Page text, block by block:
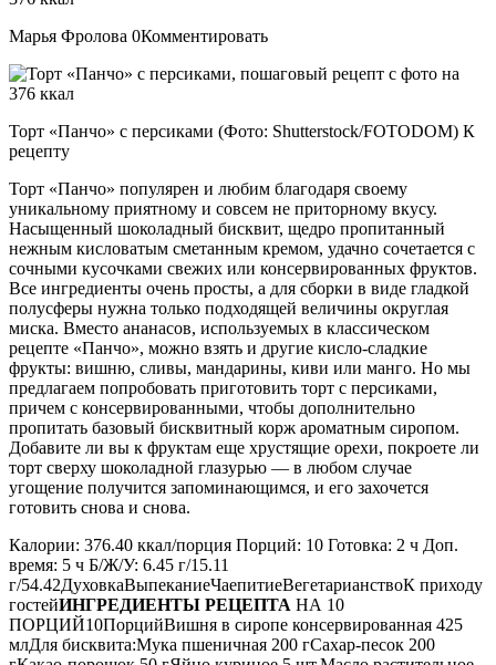
Марья Фролова 0Комментировать
Торт «Панчо» с персиками (Фото: Shutterstock/FOTODOM) К
рецепту
Торт «Панчо» популярен и любим благодаря своему
уникальному приятному и совсем не приторному вкусу.
Насыщенный шоколадный бисквит, щедро пропитанный
нежным кисловатым сметанным кремом, удачно сочетается с
сочными кусочками свежих или консервированных фруктов.
Все ингредиенты очень просты, а для сборки в виде гладкой
полусферы нужна только подходящей величины округлая
миска. Вместо ананасов, используемых в классическом
рецепте «Панчо», можно взять и другие кисло-сладкие
фрукты: вишню, сливы, мандарины, киви или манго. Но мы
предлагаем попробовать приготовить торт с персиками,
причем с консервированными, чтобы дополнительно
пропитать базовый бисквитный корж ароматным сиропом.
Добавите ли вы к фруктам еще хрустящие орехи, покроете ли
торт сверху шоколадной глазурью — в любом случае
угощение получится запоминающимся, и его захочется
готовить снова и снова.
Калории: 376.40 ккал/порция Порций: 10 Готовка: 2 ч Доп.
время: 5 ч Б/Ж/У: 6.45 г/15.11
г/54.42ДуховкаВыпеканиеЧаепитиеВегетарианствоК приходу
гостейИНГРЕДИЕНТЫ РЕЦЕПТА НА 10
ПОРЦИЙ10ПорцийВишня в сиропе консервированная 425
млДля бисквита:Мука пшеничная 200 гСахар-песок 200